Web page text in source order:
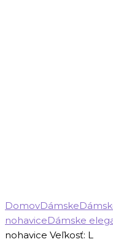
DomovDámske
nohaviceDámske
nohavice Veľkosť: L